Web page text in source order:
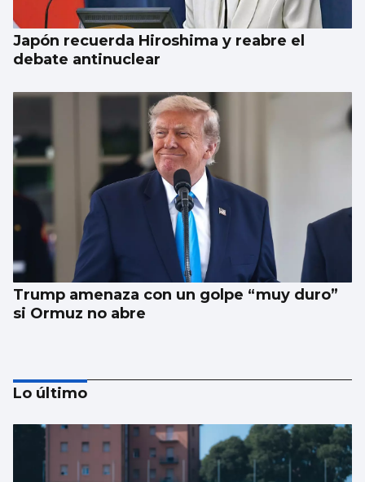
Japón recuerda Hiroshima y reabre el
debate antinuclear
Trump amenaza con un golpe “muy duro”
si Ormuz no abre
Lo último